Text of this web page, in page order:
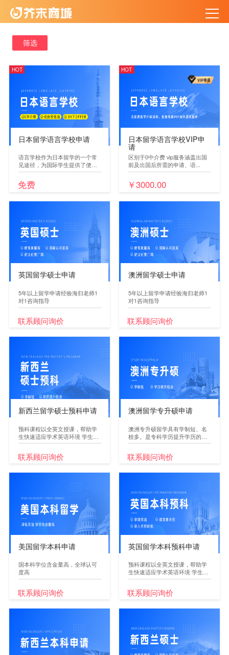
筛选
HOT
日本留学语言学校申请
语言学校作为日本留学的一个常
见途径，为国际学生提供了便捷
的...
免费
HOT
日本留学语言学校VIP申
请
区别于0中介费 vip服务涵盖出国
前及出国后所需的申请、语...
￥3000.00
英国留学硕士申请
5年以上留学申请经验海归老师1
对1咨询指导
联系顾问询价
澳洲留学硕士申请
5年以上留学申请经验海归老师1
对1咨询指导
联系顾问询价
新西兰留学硕士预科申请
预科课程以全英文授课，帮助学
生快速适应学术英语环境 学生
完...
联系顾问询价
澳洲留学专升硕申请
澳洲专升硕留学具有学制短、名
校多。是专科学历提升学历的优
质...
联系顾问询价
美国留学本科申请
国本科学位含金量高，全球认可
度高
联系顾问询价
英国留学本科预科申请
预科课程以全英文授课，帮助学
生快速适应学术英语环境 学生
完...
联系顾问询价